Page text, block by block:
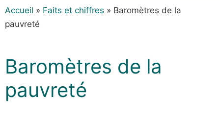
Accueil » Faits et chiffres » Baromètres de la
pauvreté
Baromètres de la
pauvreté